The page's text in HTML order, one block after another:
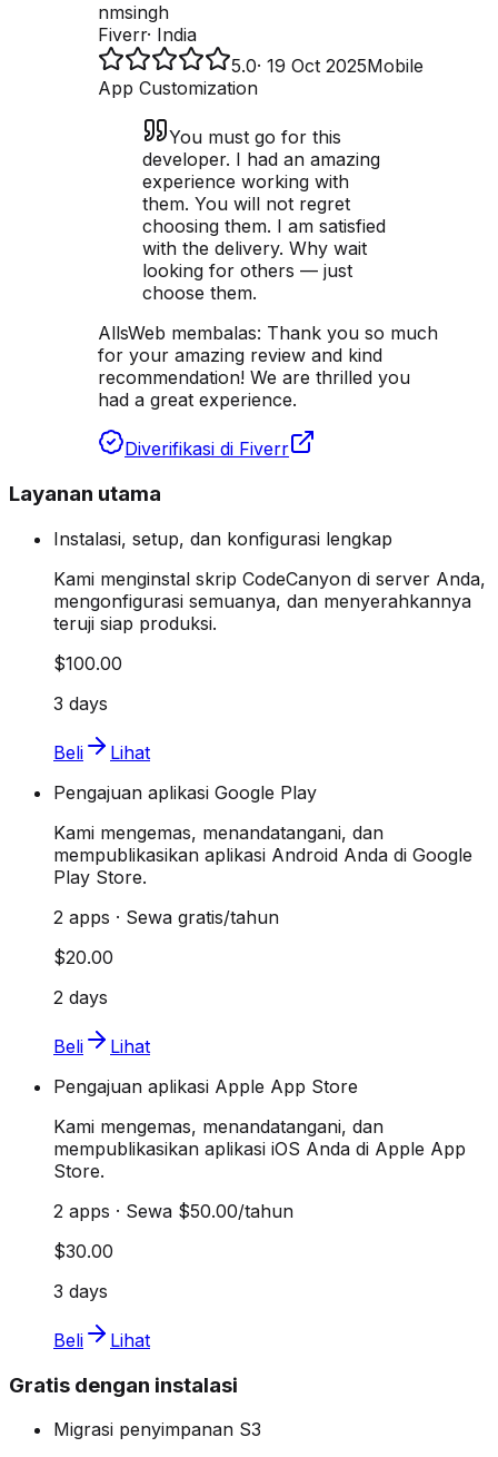
nmsingh
Fiverr· India
5.0· 19 Oct 2025Mobile
App Customization
You must go for this
developer. I had an amazing
experience working with
them. You will not regret
choosing them. I am satisfied
with the delivery. Why wait
looking for others — just
choose them.
AllsWeb membalas: Thank you so much
for your amazing review and kind
recommendation! We are thrilled you
had a great experience.
Diverifikasi di Fiverr
Layanan utama
Instalasi, setup, dan konfigurasi lengkap
Kami menginstal skrip CodeCanyon di server Anda,
mengonfigurasi semuanya, dan menyerahkannya
teruji siap produksi.
$100.00
3 days
Beli
Lihat
Pengajuan aplikasi Google Play
Kami mengemas, menandatangani, dan
mempublikasikan aplikasi Android Anda di Google
Play Store.
2 apps · Sewa gratis/tahun
$20.00
2 days
Beli
Lihat
Pengajuan aplikasi Apple App Store
Kami mengemas, menandatangani, dan
mempublikasikan aplikasi iOS Anda di Apple App
Store.
2 apps · Sewa $50.00/tahun
$30.00
3 days
Beli Lihat
Gratis dengan instalasi
Migrasi penyimpanan S3